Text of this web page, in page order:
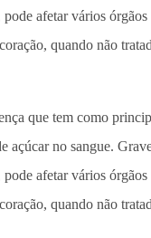
que tem como
açúcar no sangue.
afetar vários
quando não